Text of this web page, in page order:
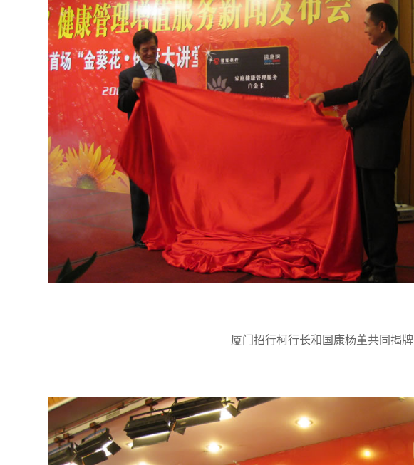
厦门招行柯行长和国康杨董共同揭牌